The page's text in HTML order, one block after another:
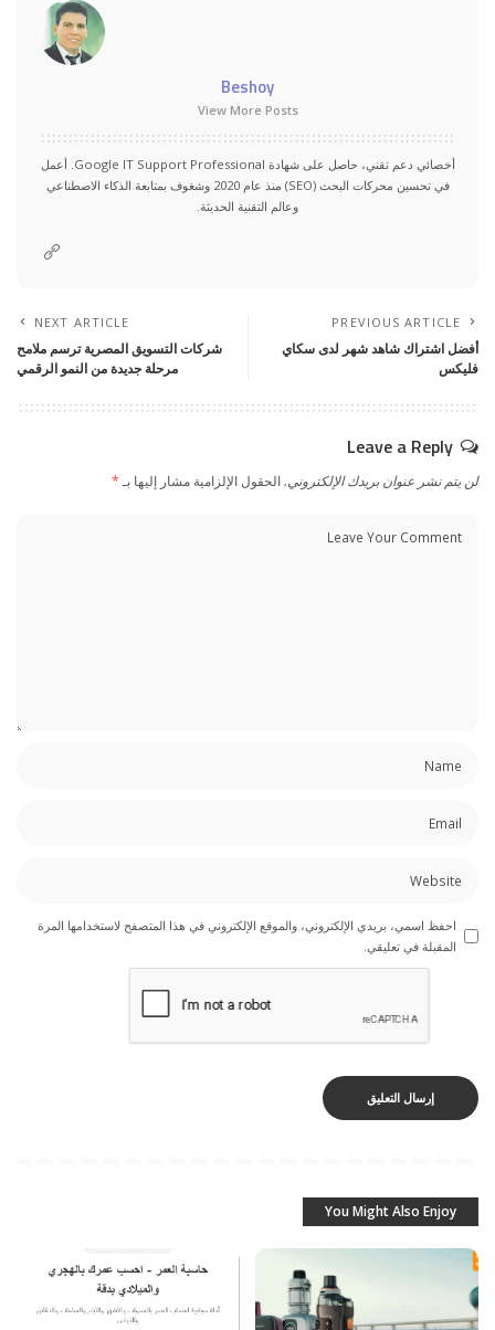
Beshoy
View More Posts
أخصائي دعم تقني، حاصل على شهادة Google IT Support Professional. أعمل
في تحسين محركات البحث (SEO) منذ عام 2020 وشغوف بمتابعة الذكاء الاصطناعي
وعالم التقنية الحديثة.
PREVIOUS ARTICLE
أفضل اشتراك شاهد شهر لدى سكاي
فليكس
NEXT ARTICLE
شركات التسويق المصرية ترسم ملامح
مرحلة جديدة من النمو الرقمي
Leave a Reply
لن يتم نشر عنوان بريدك الإلكتروني.الحقول الإلزامية مشار إليها بـ*
احفظ اسمي، بريدي الإلكتروني، والموقع الإلكتروني في هذا المتصفح لاستخدامها المرة
المقبلة في تعليقي.
You Might Also Enjoy